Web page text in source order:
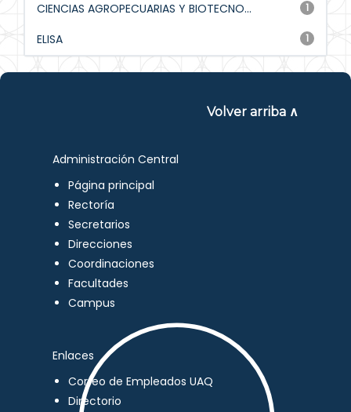
1
CIENCIAS AGROPECUARIAS Y BIOTECNO...
1
ELISA
Volver arriba ∧
Administración Central
Página principal
Rectoría
Secretarios
Direcciones
Coordinaciones
Facultades
Campus
Enlaces
Correo de Empleados UAQ
Directorio